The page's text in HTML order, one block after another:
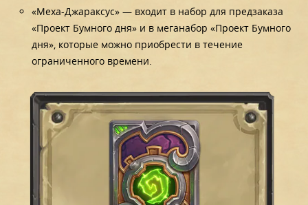
«Меха-Джараксус» — входит в набор для предзаказа
«Проект Бумного дня» и в меганабор «Проект Бумного
дня», которые можно приобрести в течение
ограниченного времени.